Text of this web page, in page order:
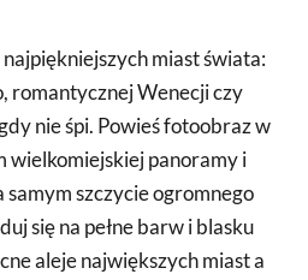
miast świata:
romantycznej Wenecji czy
nie śpi. Powieś fotoobraz w
wielkomiejskiej panoramy i
samym szczycie ogromnego
się na pełne barw i blasku
aleje największych miast a